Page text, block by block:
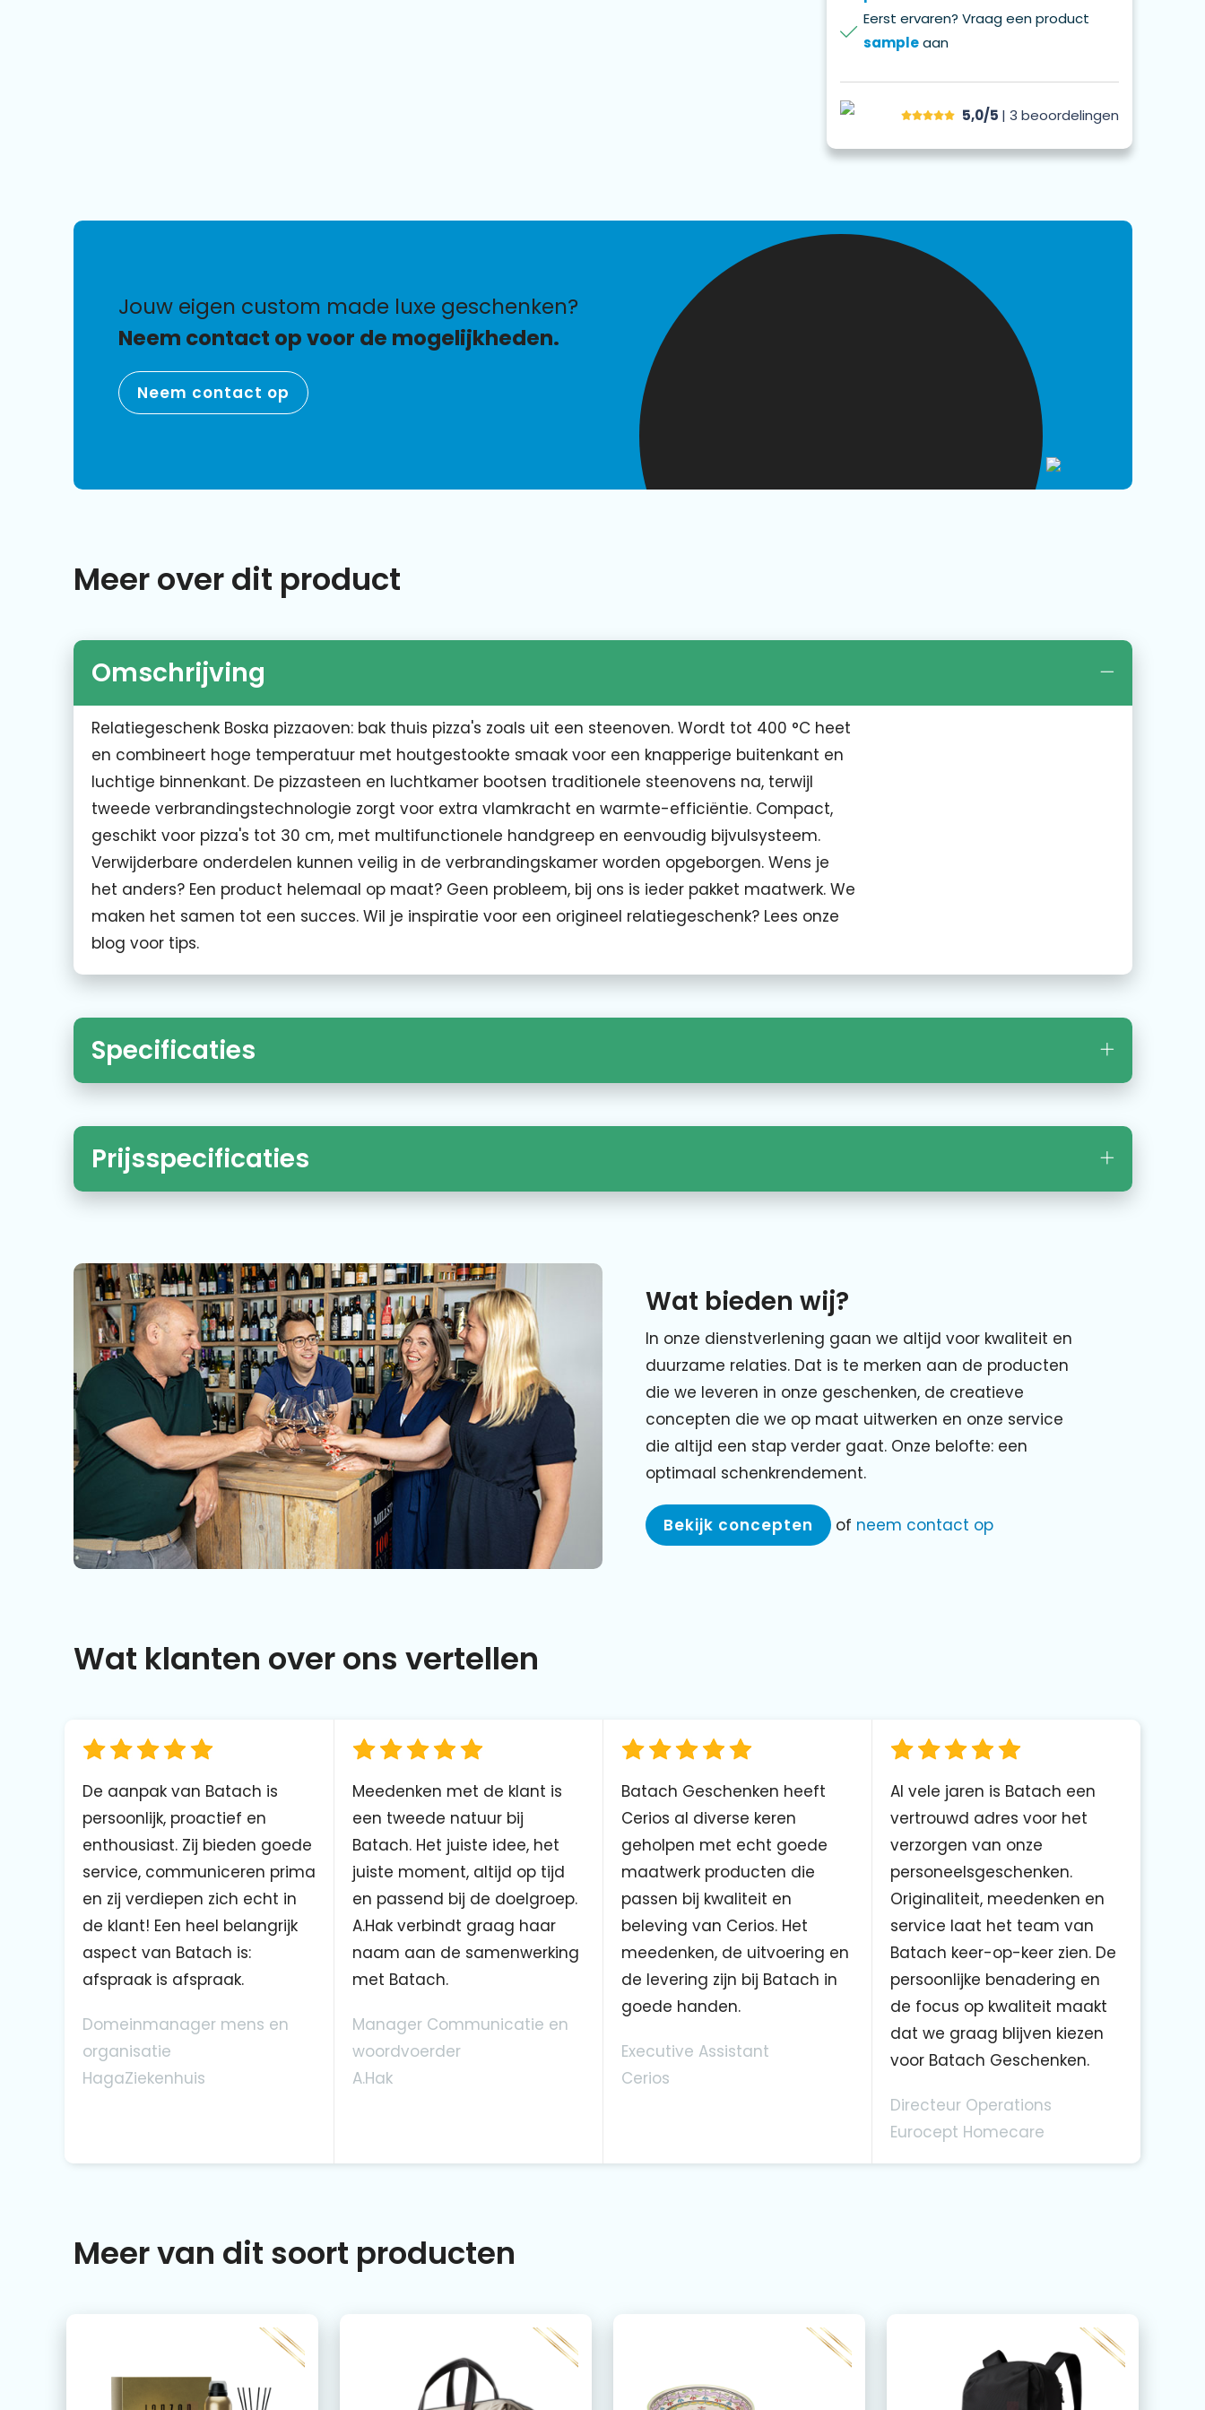
Eerst ervaren? Vraag een product
sampleaan
5,0/5 | 3 beoordelingen
jouw eigen custom made luxe geschenken?
Neem contact op voor de mogelijkheden.
Neem contact op
Meer over dit product
Omschrijving
Relatiegeschenk Boska pizzaoven: bak thuis pizza's zoals uit een steenoven. Wordt tot 400 °C heet
en combineert hoge temperatuur met houtgestookte smaak voor een knapperige buitenkant en
luchtige binnenkant. De pizzasteen en luchtkamer bootsen traditionele steenovens na, terwijl
tweede verbrandingstechnologie zorgt voor extra vlamkracht en warmte-efficiëntie. Compact,
geschikt voor pizza's tot 30 cm, met multifunctionele handgreep en eenvoudig bijvulsysteem.
Verwijderbare onderdelen kunnen veilig in de verbrandingskamer worden opgeborgen. Wens je
het anders? Een product helemaal op maat? Geen probleem, bij ons is ieder pakket maatwerk. We
maken het samen tot een succes. Wil je inspiratie voor een origineel relatiegeschenk? Lees onze
blog voor tips.
Specificaties
Prijsspecificaties
Wat bieden wij?
In onze dienstverlening gaan we altijd voor kwaliteit en
duurzame relaties. Dat is te merken aan de producten
die we leveren in onze geschenken, de creatieve
concepten die we op maat uitwerken en onze service
die altijd een stap verder gaat. Onze belofte: een
optimaal schenkrendement.
Bekijk concepten of neem contact op
Wat klanten over ons vertellen
De aanpak van Batach is
persoonlijk, proactief en
enthousiast. Zij bieden goede
service, communiceren prima
en zij verdiepen zich echt in
de klant! Een heel belangrijk
aspect van Batach is:
afspraak is afspraak.
Domeinmanager mens en
organisatie
HagaZiekenhuis
Meedenken met de klant is
een tweede natuur bij
Batach. Het juiste idee, het
juiste moment, altijd op tijd
en passend bij de doelgroep.
A.Hak verbindt graag haar
naam aan de samenwerking
met Batach.
Manager Communicatie en
woordvoerder
A.Hak
Batach Geschenken heeft
Cerios al diverse keren
geholpen met echt goede
maatwerk producten die
passen bij kwaliteit en
beleving van Cerios. Het
meedenken, de uitvoering en
de levering zijn bij Batach in
goede handen.
Executive Assistant
Cerios
Al vele jaren is Batach een
vertrouwd adres voor het
verzorgen van onze
personeelsgeschenken.
Originaliteit, meedenken en
service laat het team van
Batach keer-op-keer zien. De
persoonlijke benadering en
de focus op kwaliteit maakt
dat we graag blijven kiezen
voor Batach Geschenken.
Directeur Operations
Eurocept Homecare
Meer van dit soort producten